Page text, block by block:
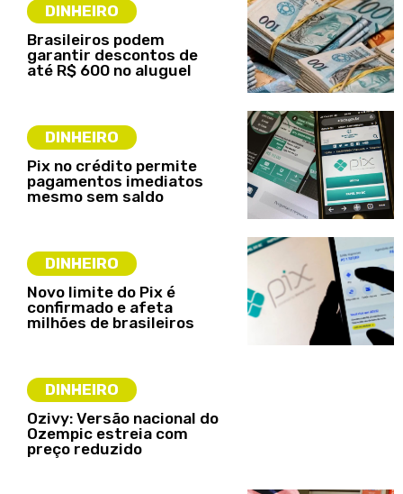
DINHEIRO
Brasileiros podem
garantir descontos de
até R$ 600 no aluguel
DINHEIRO
Pix no crédito permite
pagamentos imediatos
mesmo sem saldo
DINHEIRO
Novo limite do Pix é
confirmado e afeta
milhões de brasileiros
DINHEIRO
Ozivy: Versão nacional do
Ozempic estreia com
preço reduzido